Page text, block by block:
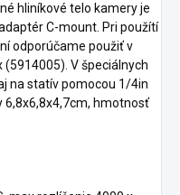
hliníkové telo kamery je
C-mount. Pri použítí
odporúčame použiť v
V špeciálnych
na statív pomocou 1/4in
hmotnosť